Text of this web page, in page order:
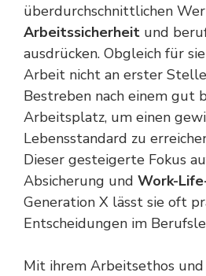
überdurchschnittlichen
Arbeitssicherheit und
ausdrücken. Obgleich für
Arbeit nicht an erster
Bestreben nach einem gut
Arbeitsplatz, um einen
Lebensstandard zu
Dieser gesteigerte Fokus
Absicherung und Work-
Generation X lässt sie oft
Entscheidungen im
Mit ihrem Arbeitsethos